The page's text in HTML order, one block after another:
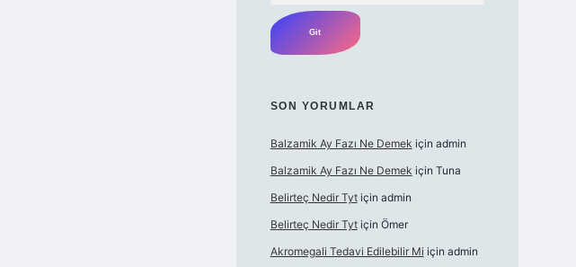
SON YORUMLAR
Balzamik Ay Fazı Ne Demek için admin
Balzamik Ay Fazı Ne Demek için Tuna
Belirteç Nedir Tytiçin admin
Belirteç Nedir Tytiçin Ömer
Akromegali Tedavi Edilebilir Mi için admin